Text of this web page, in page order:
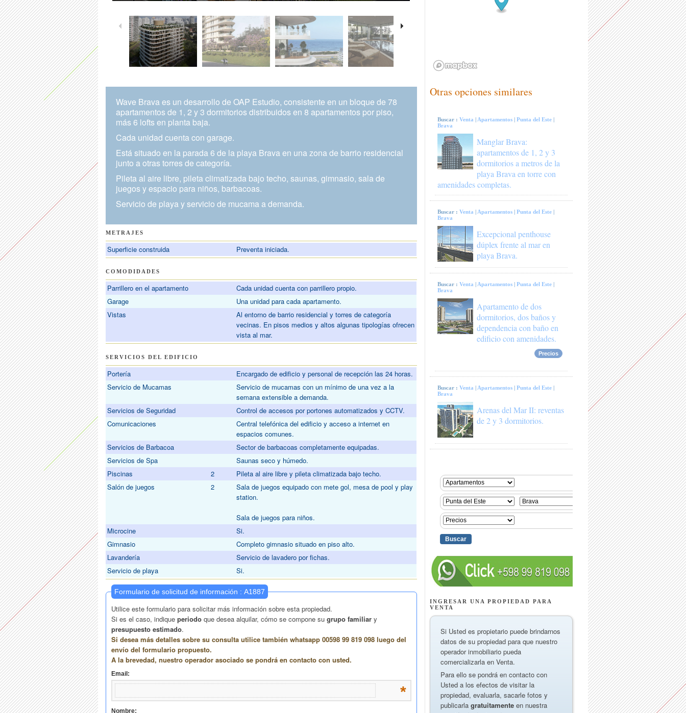
Wave Brava es un desarrollo de OAP Estudio, consistente en un bloque de 78
apartamentos de 1, 2 y 3 dormitorios distribuidos en 8 apartamentos por piso,
más 6 lofts en planta baja.
Cada unidad cuenta con garage.
Está situado en la parada 6 de la playa Brava en una zona de barrio residencial
junto a otras torres de categoría.
Pileta al aire libre, pileta climatizada bajo techo, saunas, gimnasio, sala de
juegos y espacio para niños, barbacoas.
Servicio de playa y servicio de mucama a demanda.
METRAJES
Superficie construida Preventa iniciada.
COMODIDADES
Parrillero en el apartamento
Cada unidad cuenta con parrillero propio.
Garage
Una unidad para cada apartamento.
Vistas
Al entorno de barrio residencial y torres de categoría
vecinas. En pisos medios y altos algunas tipologías ofrecen
vista al mar.
SERVICIOS DEL EDIFICIO
Portería
Encargado de edificio y personal de recepción las 24 horas.
Servicio de Mucamas
Servicio de mucamas con un mínimo de una vez a la
semana extensible a demanda.
Servicios de Seguridad
Control de accesos por portones automatizados y CCTV.
Comunicaciones
Central telefónica del edificio y acceso a internet en
espacios comunes.
Servicios de Barbacoa
Sector de barbacoas completamente equipadas.
Servicios de Spa
Saunas seco y húmedo.
Piscinas
2
Pileta al aire libre y pileta climatizada bajo techo.
Salón de juegos
2
Sala de juegos equipado con mete gol, mesa de pool y play
station.
Sala de juegos para niños.
Microcine
Si.
Gimnasio
Completo gimnasio situado en piso alto.
Lavandería
Servicio de lavadero por fichas.
Servicio de playa
Si.
Otras opciones similares
Buscar : Venta | Apartamentos | Punta del Este |
Brava
Manglar Brava:
apartamentos de 1, 2 y 3
dormitorios a metros de la
playa Brava en torre con
amenidades completas.
Buscar : Venta | Apartamentos | Punta del Este |
Brava
Excepcional penthouse
dúplex frente al mar en
playa Brava.
Buscar : Venta | Apartamentos | Punta del Este |
Brava
Apartamento de dos
dormitorios, dos baños y
dependencia con baño en
edificio con amenidades.
Precios
Buscar : Venta | Apartamentos | Punta del Este |
Brava
Arenas del Mar II: reventas
de 2 y 3 dormitorios.
INGRESAR UNA PROPIEDAD PARA
VENTA
Si Usted es propietario puede brindarnos
datos de su propiedad para que nuestro
operador inmobiliario pueda
comercializarla en Venta.
Para ello se pondrá en contacto con
Usted a los efectos de visitar la
propiedad, evaluarla, sacarle fotos y
publicarla gratuitamente en nuestra